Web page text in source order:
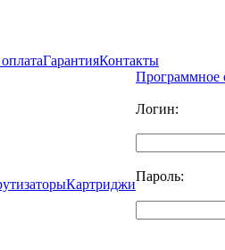
ГарантияКонтакты
Картриджи
Программное
Логин:
Пароль: